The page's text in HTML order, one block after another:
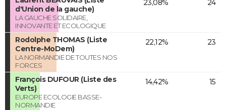
d'Union de la gauche)
LA GAUCHE SOLIDAIRE,
INNOVANTE ET ECOLOGIQUE
23,08% 24
Rodolphe THOMAS (Liste
Centre-MoDem)
LA NORMANDIE DE TOUTES NOS
FORCES
22,12% 23
François DUFOUR (Liste des
Verts)
EUROPE ECOLOGIE BASSE-
NORMANDIE
14,42% 15